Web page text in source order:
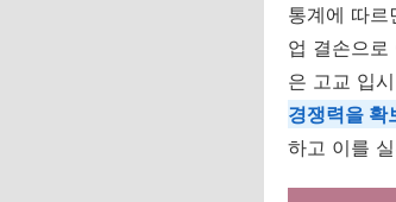
통계에 따
업 결손으
은 고교 입
경쟁력을 확
하고 이를